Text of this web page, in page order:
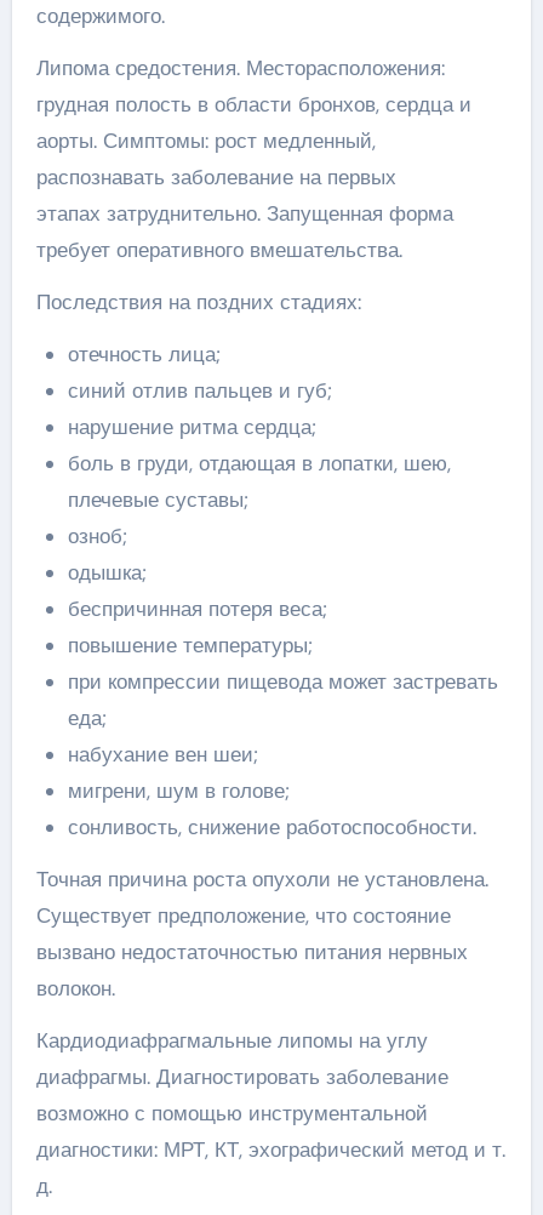
содержимого.
Липома средостения. Месторасположения:
грудная полость в области бронхов, сердца и
аорты. Симптомы: рост медленный,
распознавать заболевание на первых
этапах затруднительно. Запущенная форма
требует оперативного вмешательства.
Последствия на поздних стадиях:
отечность лица;
синий отлив пальцев и губ;
нарушение ритма сердца;
боль в груди, отдающая в лопатки, шею,
плечевые суставы;
озноб;
одышка;
беспричинная потеря веса;
повышение температуры;
при компрессии пищевода может застревать
еда;
набухание вен шеи;
мигрени, шум в голове;
сонливость, снижение работоспособности.
Точная причина роста опухоли не установлена.
Существует предположение, что состояние
вызвано недостаточностью питания нервных
волокон.
Кардиодиафрагмальные липомы на углу
диафрагмы. Диагностировать заболевание
возможно с помощью инструментальной
диагностики: МРТ, КТ, эхографический метод и т.
д.